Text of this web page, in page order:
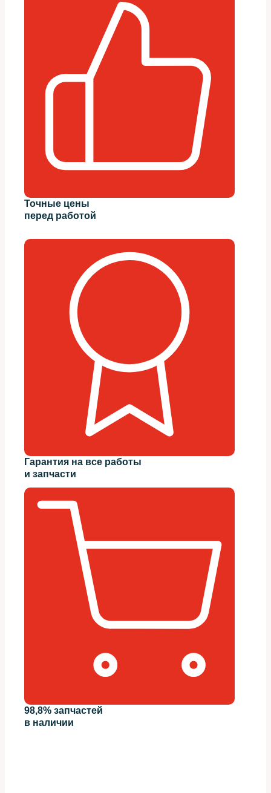
Точные цены
перед работой
Гарантия на все работы
и запчасти
98,8% запчастей
в наличии